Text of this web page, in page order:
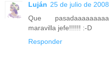
Luján 25 de julio de
Que
maravilla jefe!!!!!! :-D
Responder